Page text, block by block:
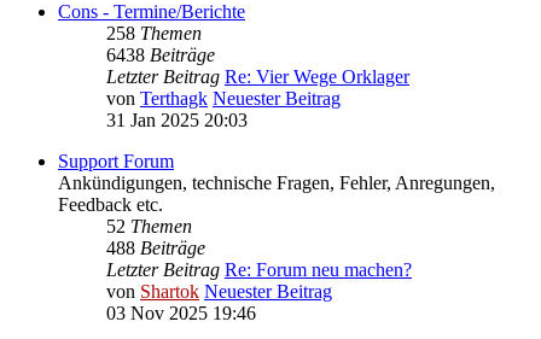
Cons - Termine/Berichte
258 Themen
6438 Beiträge
Letzter Beitrag Re: Vier Wege Orklager
von Terthagk Neuester Beitrag
31 Jan 2025 20:03
Support Forum
Ankündigungen, technische Fragen, Fehler, Anregungen,
Feedback etc.
52 Themen
488 Beiträge
Letzter Beitrag Re: Forum neu machen?
von Shartok Neuester Beitrag
03 Nov 2025 19:46